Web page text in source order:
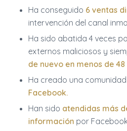
Ha conseguido 6 ventas
intervención del canal
Ha sido abatida 4 veces
externos maliciosos y
de nuevo en menos de
Ha creado una
Facebook.
Han sido atendidas más
información por